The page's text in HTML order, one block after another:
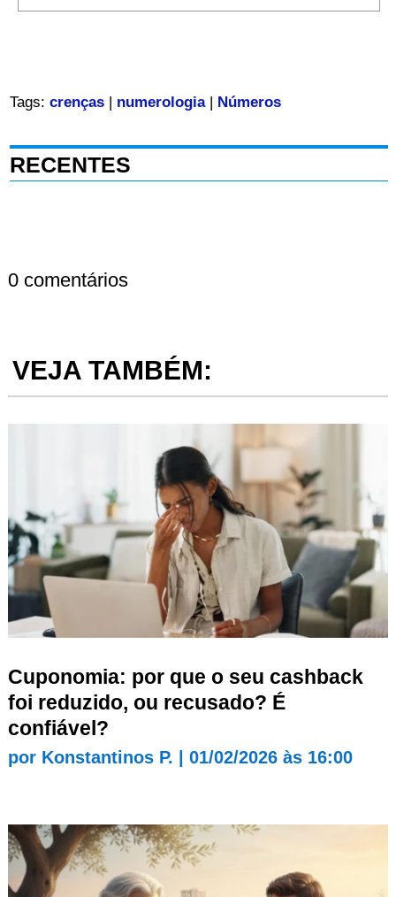
Tags: crenças| numerologia| Números
RECENTES
0 comentários
VEJA TAMBÉM:
Cuponomia: por que o seu cashback
foi reduzido, ou recusado? É
confiável?
por Konstantinos P. 01/02/2026 às 16:00